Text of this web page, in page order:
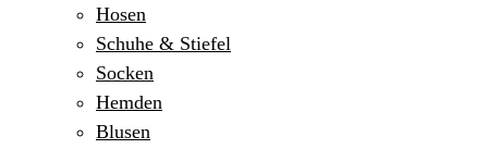
Hosen
Schuhe & Stiefel
Socken
Hemden
Blusen